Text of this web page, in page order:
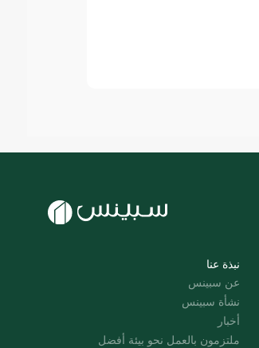
نبذة عنا
عن سبينس
نشأة سبينس
أخبار
ملتزمون بالعمل نحو بيئة أفضل